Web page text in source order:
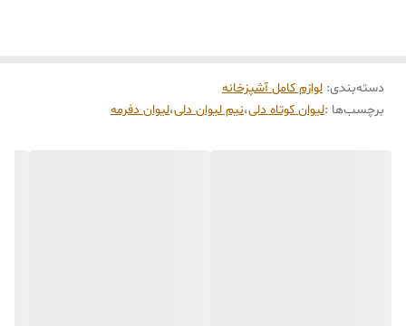
• ظرفیت هر لیوان: حدود ۳۵۰ میلی‌لیتر
• مناسب برای سرو آب، آب‌میوه، دتاکس واتر و چای سرد
دسته‌بندی: لوازم کامل آشپزخانه
برچسب‌ها :لیوان کوتاه دلی،نیم لیوان دلی،لیوان دفرمه